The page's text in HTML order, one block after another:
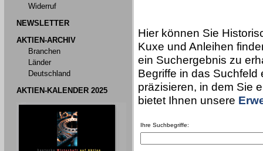
Widerruf
NEWSLETTER
AKTIEN-ARCHIV
Branchen
Länder
Deutschland
AKTIEN-KALENDER 2025
Hier können Sie
Kuxe und Anleihen
ein Suchergebnis zu
Begriffe in das
präzisieren, in dem Sie
bietet Ihnen unsere
Ihre Suchbegriffe: